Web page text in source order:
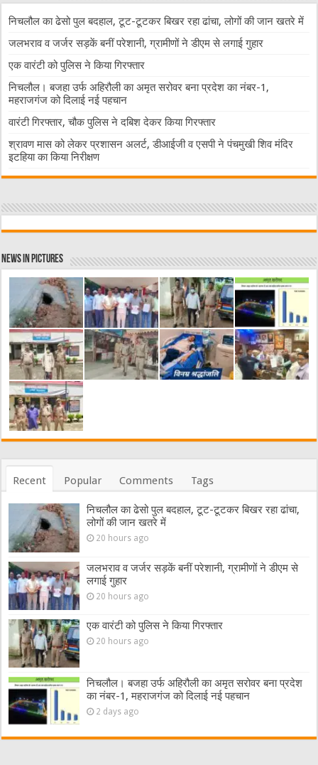
निचलौल का ढेसो पुल बदहाल, टूट-टूटकर बिखर रहा ढांचा, लोगों की जान खतरे में
जलभराव व जर्जर सड़कें बनीं परेशानी, ग्रामीणों ने डीएम से लगाई गुहार
एक वारंटी को पुलिस ने किया गिरफ्तार
निचलौल। बजहा उर्फ अहिरौली का अमृत सरोवर बना प्रदेश का नंबर-1,
महराजगंज को दिलाई नई पहचान
वारंटी गिरफ्तार, चौक पुलिस ने दबिश देकर किया गिरफ्तार
श्रावण मास को लेकर प्रशासन अलर्ट, डीआईजी व एसपी ने पंचमुखी शिव मंदिर
इटहिया का किया निरीक्षण
News in Pictures
Recent Popular Comments Tags
निचलौल का ढेसो पुल बदहाल, टूट-टूटकर बिखर रहा ढांचा,
लोगों की जान खतरे में
20 hours ago
जलभराव व जर्जर सड़कें बनीं परेशानी, ग्रामीणों ने डीएम से
लगाई गुहार
20 hours ago
एक वारंटी को पुलिस ने किया गिरफ्तार
20 hours ago
निचलौल। बजहा उर्फ अहिरौली का अमृत सरोवर बना प्रदेश
का नंबर-1, महराजगंज को दिलाई नई पहचान
2 days ago